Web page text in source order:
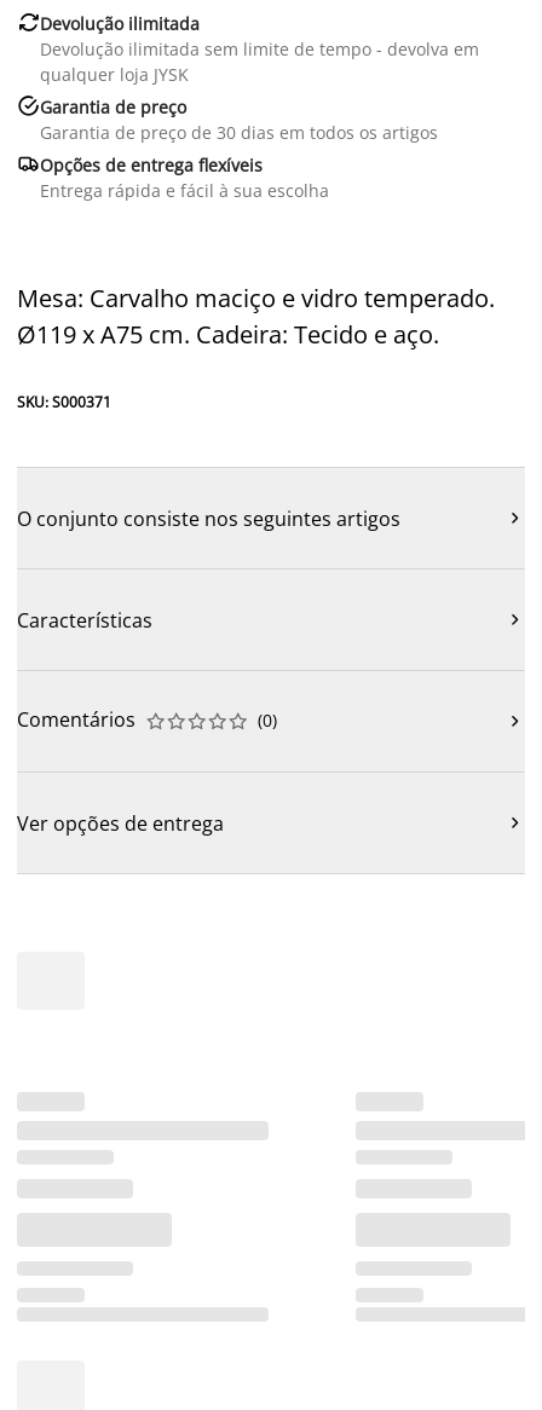
Devolução ilimitada
Devolução ilimitada sem limite de tempo - devolva em
qualquer loja JYSK
Garantia de preço
Garantia de preço de 30 dias em todos os artigos
Opções de entrega flexíveis
Entrega rápida e fácil à sua escolha
Mesa: Carvalho maciço e vidro temperado.
Ø119 x A75 cm. Cadeira: Tecido e aço.
SKU: S000371
O conjunto consiste nos seguintes artigos 
Características 
Comentários 




 (0) 
Ver opções de entrega 